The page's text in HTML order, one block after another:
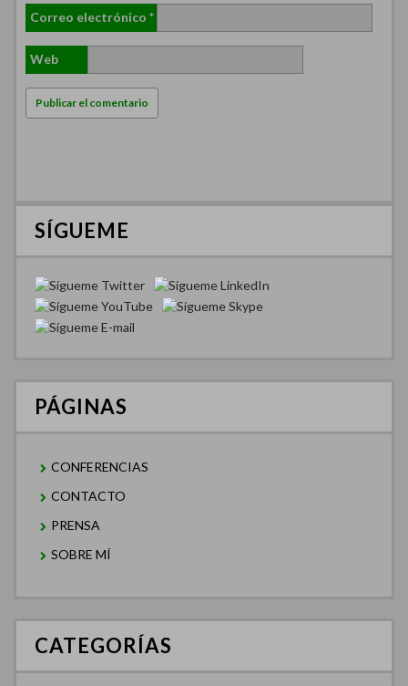
Correo electrónico *
Web
SÍGUEME
PÁGINAS
CONFERENCIAS
CONTACTO
PRENSA
SOBRE MÍ
CATEGORÍAS